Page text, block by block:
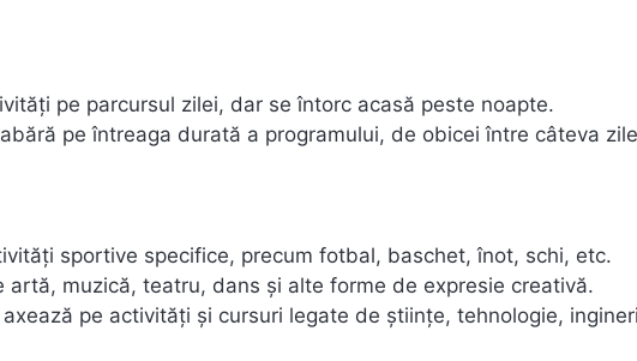
pe parcursul zilei, dar se întorc acasă peste noapte.
pe întreaga durată a programului, de obicei între câteva
sportive specifice, precum fotbal, baschet, înot, schi, etc.
muzică, teatru, dans și alte forme de expresie creativă.
pe activități și cursuri legate de științe, tehnologie,